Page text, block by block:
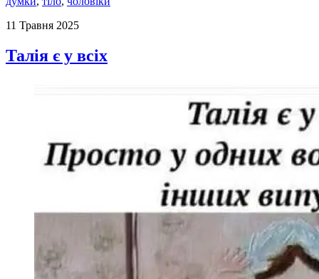
11 Травня 2025
Талія є у всіх